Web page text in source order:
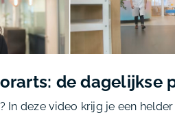
de dagelijkse
In deze video krijg je een